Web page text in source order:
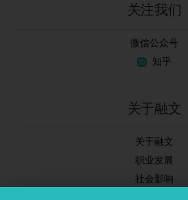
关注我们
微信公众号
知乎
关于融文
关于融文
职业发展
社会影响